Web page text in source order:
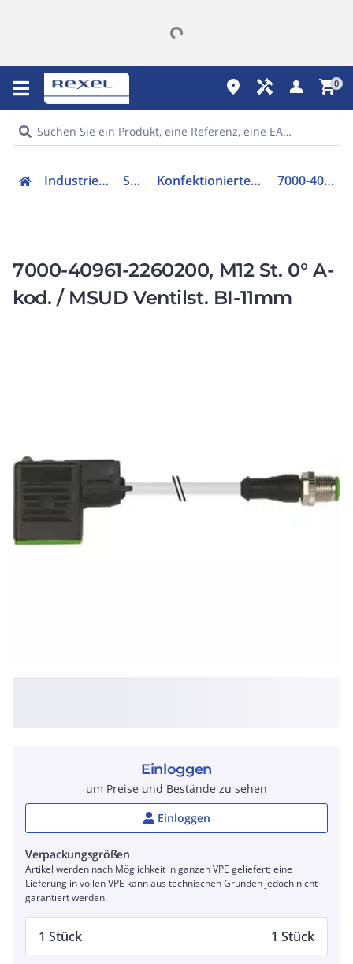
place handyman person shopping_cart0
Industriekomponenten Sensorik Konfektioniertes Sensor-Aktor-Kabel 7000-40961-2260200
7000-40961-2260200, M12 St. 0° A-
kod. / MSUD Ventilst. BI-11mm
Einloggen
um Preise und Bestände zu sehen
Einloggen
Verpackungsgrößen
Artikel werden nach Möglichkeit in ganzen VPE geliefert; eine
Lieferung in vollen VPE kann aus technischen Gründen jedoch nicht
garantiert werden.
1 Stück 1 Stück